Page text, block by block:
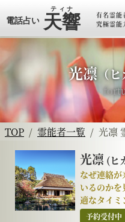
有名霊能
究極霊能
光凛 （
TOP 霊能者一覧 光凛
光凛 (ヒ
なぜ連絡
いるのか
適なタイミ
予約受付中